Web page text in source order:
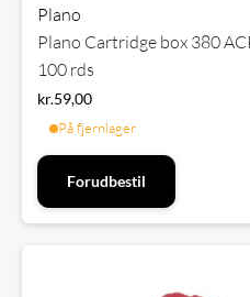
Plano
Plano Cartridge box 380
100 rds
kr.59,00
På fjernlager
Forudbestil